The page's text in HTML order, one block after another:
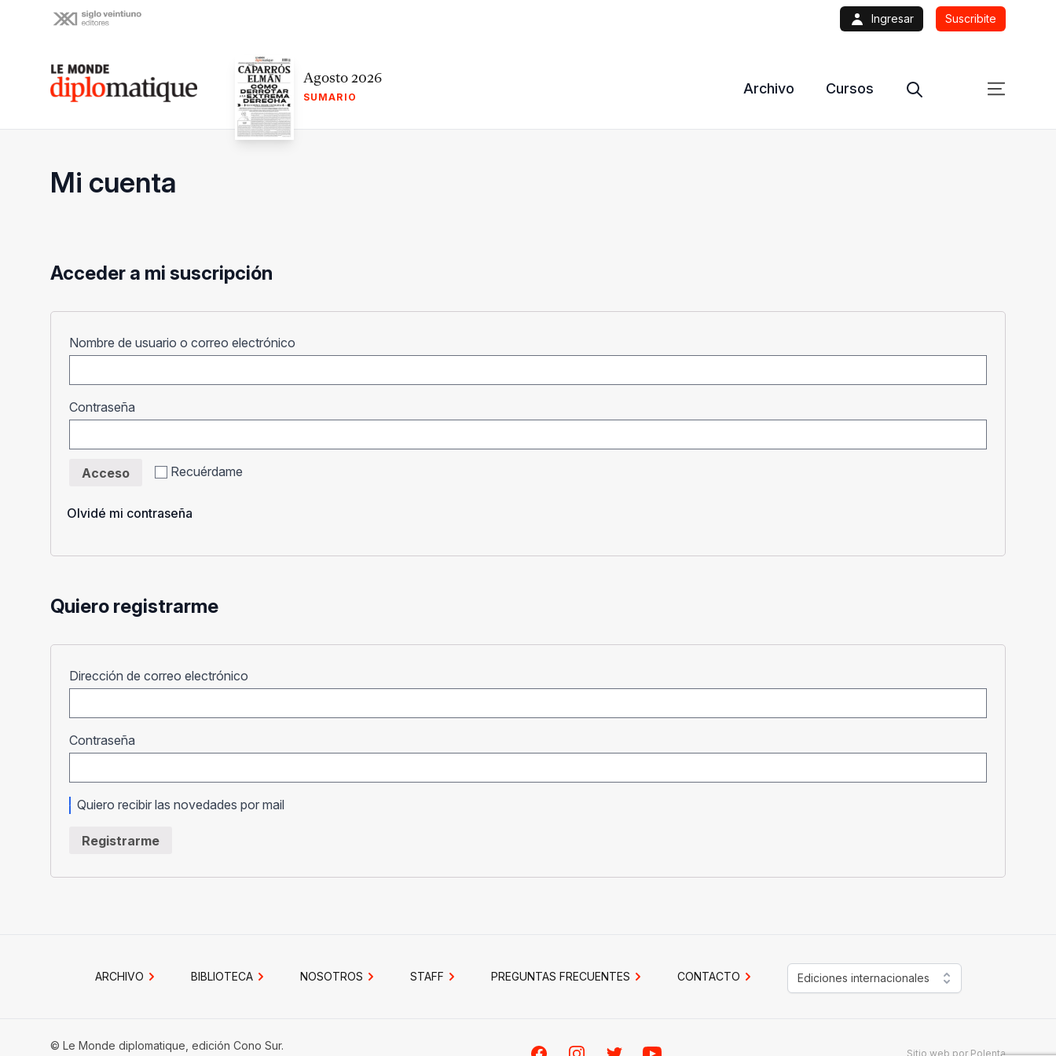
Ingresar Suscribite
Le monde diplomatique Agosto 2026
SUMARIO
Archivo Cursos
Mi cuenta
Acceder a mi suscripción
Nombre de usuario o correo electrónico
Contraseña
Recuérdame
Acceso
Olvidé mi contraseña
Quiero registrarme
Dirección de correo electrónico
Contraseña
Quiero recibir las novedades por mail
Registrarme
ARCHIVO BIBLIOTECA NOSOTROS STAFF PREGUNTAS FRECUENTES CONTACTO Ediciones internacionales
© Le Monde diplomatique, edición Cono Sur.
Sitio web por Polenta